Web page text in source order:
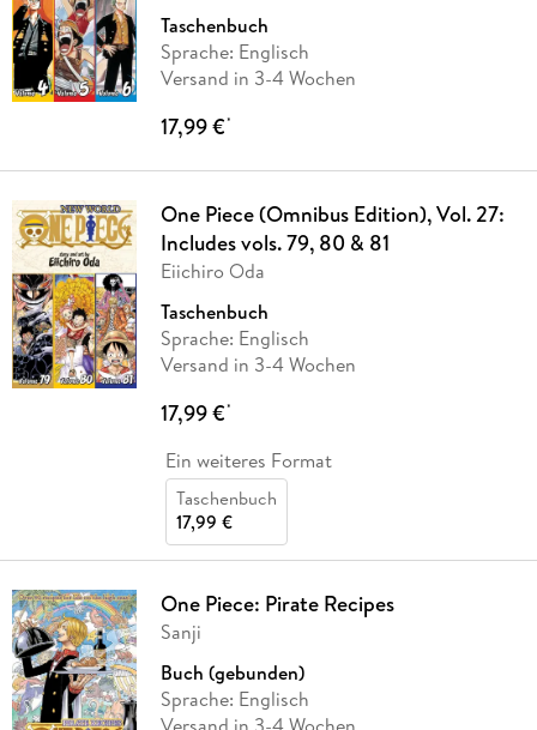
Taschenbuch
Sprache: Englisch
Versand in 3-4 Wochen
17,99 €*
One Piece (Omnibus Edition), Vol. 27:
Includes vols. 79, 80 & 81
Eiichiro Oda
Taschenbuch
Sprache: Englisch
Versand in 3-4 Wochen
17,99 €*
Ein weiteres Format
Taschenbuch
17,99 €
One Piece: Pirate Recipes
Sanji
Buch (gebunden)
Sprache: Englisch